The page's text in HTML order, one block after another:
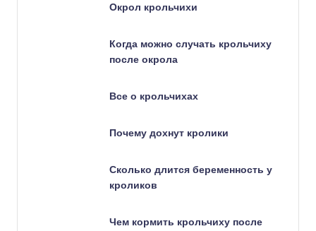
Окрол крольчихи
Когда можно случать крольчиху
после окрола
Все о крольчихах
Почему дохнут кролики
Сколько длится беременность у
кроликов
Чем кормить крольчиху после